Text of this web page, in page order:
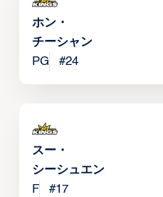
ホン・
チーシャン
PG
#24
スー・
シーシュエン
F
#17